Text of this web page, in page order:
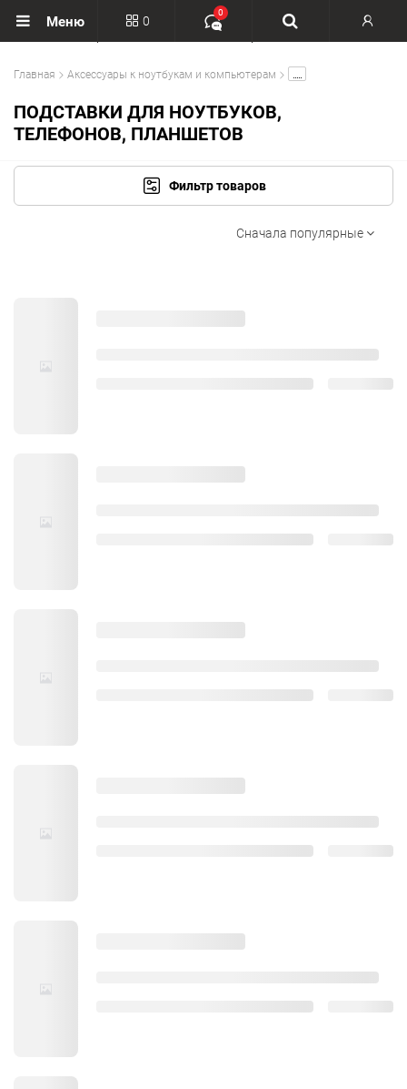
Меню 0
0
Главная Аксессуары к ноутбукам и компьютерам
ПОДСТАВКИ ДЛЯ НОУТБУКОВ,
ТЕЛЕФОНОВ, ПЛАНШЕТОВ
Фильтр товаров
Сначала популярные